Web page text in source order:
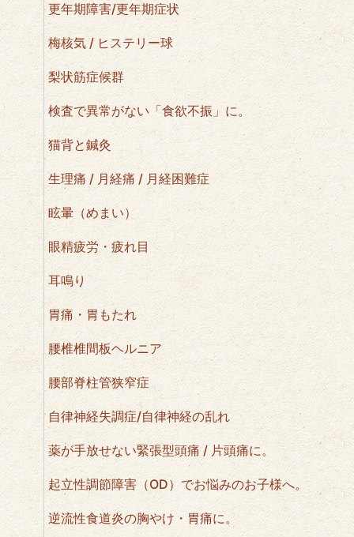
更年期障害/更年期症状
梅核気 / ヒステリー球
梨状筋症候群
検査で異常がない「食欲不振」に。
猫背と鍼灸
生理痛 / 月経痛 / 月経困難症
眩暈（めまい）
眼精疲労・疲れ目
耳鳴り
胃痛・胃もたれ
腰椎椎間板ヘルニア
腰部脊柱管狭窄症
自律神経失調症/自律神経の乱れ
薬が手放せない緊張型頭痛 / 片頭痛に。
起立性調節障害（OD）でお悩みのお子様へ。
逆流性食道炎の胸やけ・胃痛に。